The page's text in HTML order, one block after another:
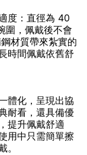
度：直徑為 40
圍，佩戴後不會
材質帶來紮實的
時間佩戴依舊舒
體化，呈現出協
耐看，還具備優
提升佩戴舒適
用中只需簡單擦
。